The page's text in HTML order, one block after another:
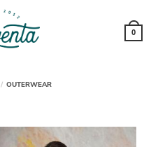
0
/ OUTERWEAR